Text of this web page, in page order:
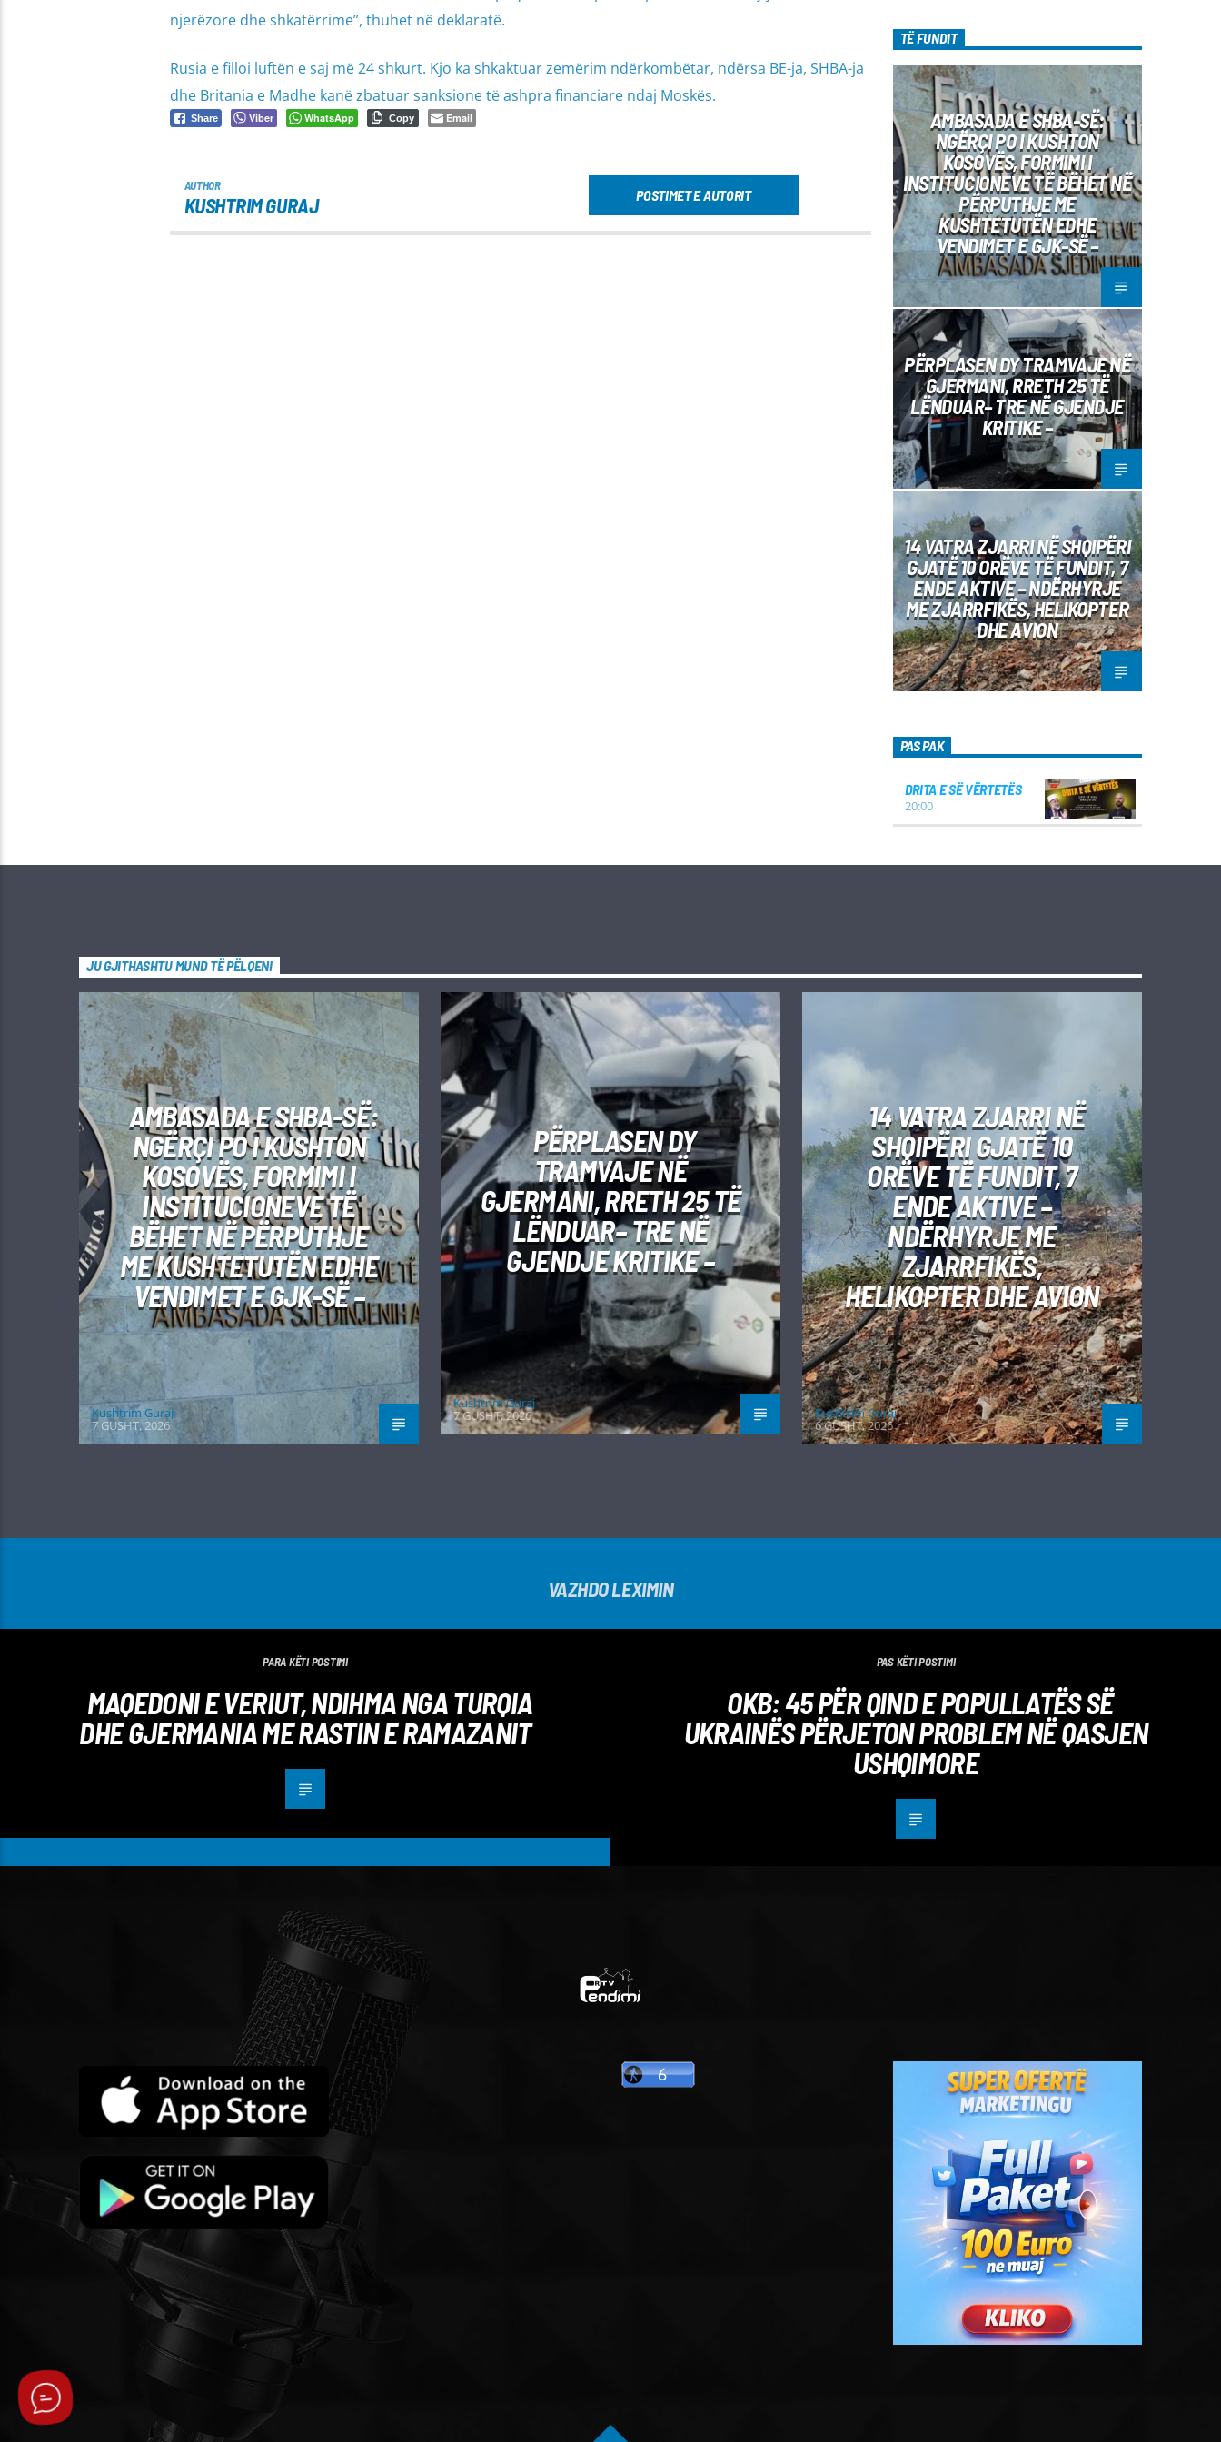
njerëzore dhe shkatërrime”, thuhet në deklaratë.
Rusia e filloi luftën e saj më 24 shkurt. Kjo ka shkaktuar zemërim ndërkombëtar, ndërsa BE-ja, SHBA-ja
dhe Britania e Madhe kanë zbatuar sanksione të ashpra financiare ndaj Moskës.
Share Viber WhatsApp Copy Email
AUTHOR
KUSHTRIM GURAJ POSTIMET E AUTORIT
Luljeta Beqiri Kontakti: Viber: +383 45
471 848 SMS: Dërgo Mesazh
TË FUNDIT
AMBASADA E SHBA-SË:
NGËRÇI PO I KUSHTON
KOSOVËS, FORMIMI I
INSTITUCIONEVE TË BËHET NË
PËRPUTHJE ME
KUSHTETUTËN EDHE
VENDIMET E GJK-SË –
PËRPLASEN DY TRAMVAJE NË
GJERMANI, RRETH 25 TË
LËNDUAR– TRE NË GJENDJE
KRITIKE –
14 VATRA ZJARRI NË SHQIPËRI
GJATË 10 ORËVE TË FUNDIT, 7
ENDE AKTIVE – NDËRHYRJE
ME ZJARRFIKËS, HELIKOPTER
DHE AVION
PAS PAK
DRITA E SË VËRTETËS
20:00
JU GJITHASHTU MUND TË PËLQENI
AMBASADA E SHBA-SË:
NGËRÇI PO I KUSHTON
KOSOVËS, FORMIMI I
INSTITUCIONEVE TË
BËHET NË PËRPUTHJE
ME KUSHTETUTËN EDHE
VENDIMET E GJK-SË –
Kushtrim Guraj
7 GUSHT, 2026
PËRPLASEN DY
TRAMVAJE NË
GJERMANI, RRETH 25 TË
LËNDUAR– TRE NË
GJENDJE KRITIKE –
Kushtrim Guraj
7 GUSHT, 2026
14 VATRA ZJARRI NË
SHQIPËRI GJATË 10
ORËVE TË FUNDIT, 7
ENDE AKTIVE –
NDËRHYRJE ME
ZJARRFIKËS,
HELIKOPTER DHE AVION
Kushtrim Guraj
6 GUSHT, 2026
VAZHDO LEXIMIN
PARA KËTI POSTIMI
MAQEDONI E VERIUT, NDIHMA NGA TURQIA
DHE GJERMANIA ME RASTIN E RAMAZANIT
PAS KËTI POSTIMI
OKB: 45 PËR QIND E POPULLATËS SË
UKRAINËS PËRJETON PROBLEM NË QASJEN
USHQIMORE